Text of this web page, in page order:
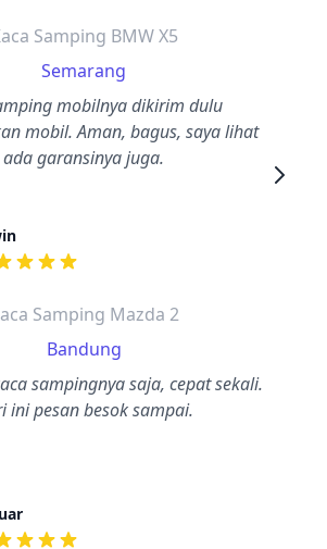
Samping BMW X5
Semarang
mobilnya dikirim dulu
mobil. Aman, bagus, saya lihat
ada garansinya juga.
ulasan adalah bintang lima
Samping Mazda 2
Bandung
sampingnya saja, cepat sekali.
ini pesan besok sampai.